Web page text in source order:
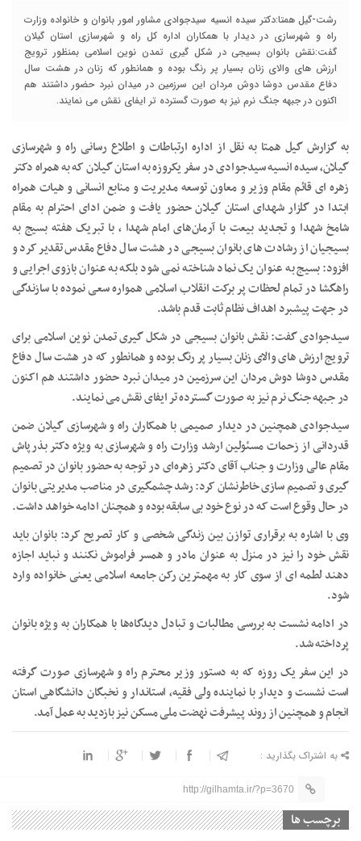
رشت-گیل همتا:دکتر سیده انسیه سیدجوادی مشاور امور بانوان و خانواده وزارت
راه و شهرسازی در دیدار با همکاران اداره کل راه و شهرسازی استان گیلان
گفت:نقش بانوان بسیجی در شکل گیری تمدن نوین اسلامی بمنظور ترویج
ارزش های والای زنان بسیار پر رنگ بوده و همانطور که زنان در هشت سال
دفاع مقدس دوشا دوش مردان این سرزمین در میدان نبرد حضور داشتند هم
اکنون در جبهه جنگ نرم نیز به صورت گسترده تر ایفای نقش می نمایند.
به گزارش گیل همتا به نقل از اداره ارتباطات و اطلاع رسانی راه و شهرسازی
گیلان، سیده انسیه سیدجوادی در سفر یکروزه به استان گیلان که به همراه دکتر
زهره ای قائم مقام وزیر و معاون توسعه مدیریت و منابع انسانی و هیات همراه
ابتدا در گلزار شهدای استان گیلان حضور یافت و ضمن ادای احترام به مقام
شامخ شهدا و تجدید بیعت با آرمان‌های امام شهدا ، با تبریک هفته بسیج به
بسیجیان از رشادت های بانوان بسیجی در هشت سال دفاع مقدس تقدیر کرد و
افزود: بسیج به عنوان یک نماد شناخته نمی شود بلکه به عنوان بازوی اجرایی و
راهگشا در تمام لحظات پر برکت انقلاب اسلامی همواره سعی نموده با سازندگی
در جهت پیشبرد اهداف نظام ثابت قدم باشد.
سیدجوادی گفت: نقش بانوان بسیجی در شکل گیری تمدن نوین اسلامی برای
ترویج ارزش های والای زنان بسیار پر رنگ بوده و همانطور که در هشت سال دفاع
مقدس دوشا دوش مردان این سرزمین در میدان نبرد حضور داشتند هم اکنون
در جبهه جنگ نرم نیز به صورت گسترده تر ایفای نقش می نمایند.
سیدجوادی همچنین در دیدار صمیمی با همکاران راه و شهرسازی گیلان ضمن
قدردانی از زحمات مسئولین ارشد وزارت راه و شهرسازی به ویژه دکتر بذرپاش
مقام عالی وزارت و جناب آقای دکتر زهره‌ای در توجه به حضور بانوان در تصمیم
گیری و تصمیم سازی خاطرنشان کرد: رشد چشمگیری در مناصب مدیریتی بانوان
در حال وقوع است که در نوع خود بی سابقه بوده و همچنان ادامه خواهد داشت.
وی با اشاره به برقراری توازن بین زندگی شخصی و کار تصریح کرد: بانوان باید
نقش خود را نیز در منزل به عنوان مادر و همسر فراموش نکنند و نباید اجازه
دهند لطمه ای از سوی کار به مهمترین رکن جامعه اسلامی یعنی خانواده وارد
شود.
در ادامه نشست به بررسی مطالبات و تبادل دیدگاه‌ها با همکاران به ویژه بانوان
پرداخته شد.
در این سفر یک روزه که به دستور وزیر محترم راه و شهرسازی صورت گرفته
است نشست و دیدار با نماینده ولی فقیه، استاندار و نخبگان دانشگاهی استان
انجام و همچنین از روند پیشرفت نهضت ملی مسکن نیز بازدید به عمل آمد‌.
به اشتراک بگذارید :
http://gilhamta.ir/?p=3670
برچسب ها